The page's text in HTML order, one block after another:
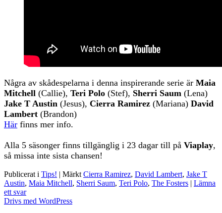
Några av skådespelarna i denna inspirerande serie är Maia
Mitchell (Callie), Teri Polo (Stef), Sherri Saum (Lena)
Jake T Austin (Jesus), Cierra Ramirez (Mariana) David
Lambert (Brandon)
Här finns mer info.
Alla 5 säsonger finns tillgänglig i 23 dagar till på Viaplay,
så missa inte sista chansen!
Publicerat i Tips! | Märkt Cierra Ramirez, David Lambert, Jake T
Austin, Maia Mitchell, Sherri Saum, Teri Polo, The Fosters | Lämna
ett svar
Drivs med WordPress